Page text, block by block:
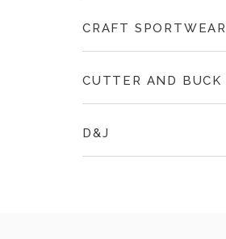
CRAFT SPORTWEAR
CUTTER AND BUCK
D&J